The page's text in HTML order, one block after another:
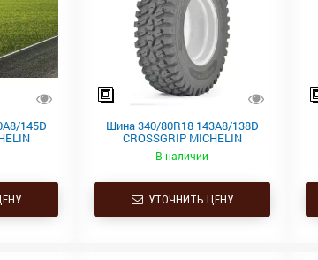
145D Шина 340/80R18 143A8/138D
CROSSGRIP​ MICHELIN
В наличии
УТОЧНИТЬ ЦЕНУ